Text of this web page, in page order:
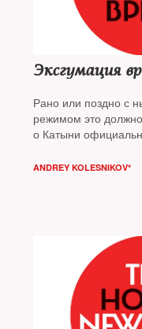
Эксгумация
Рано или поздно с
режимом это
о Катыни
агентством. О том,
ANDREY KOLESNIKOV*